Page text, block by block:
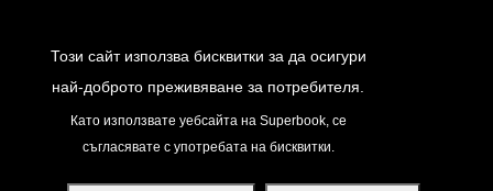
Този сайт използва бисквитки за да осигури
най-доброто преживяване за потребителя.
Като използвате уебсайта на Superbook, се
съгласявате с употребата на бисквитки.